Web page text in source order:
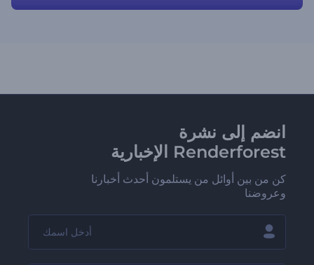
انضم إلى نشرة
Renderforest الإخبارية
كن من بين أوائل من يستلمون أحدث أخبارنا
وعروضنا